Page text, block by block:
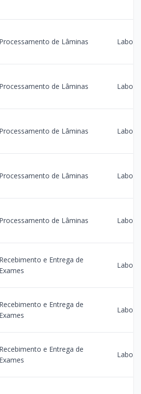
Processamento de Lâminas
Processamento de Lâminas
Processamento de Lâminas
Processamento de Lâminas
Processamento de Lâminas
Recebimento e Entrega de
Exames
Recebimento e Entrega de
Exames
Recebimento e Entrega de
Exames